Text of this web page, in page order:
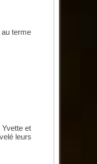
terme
et
leurs